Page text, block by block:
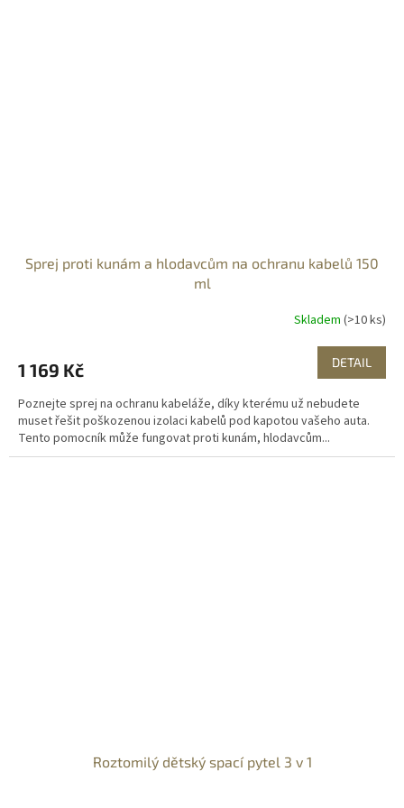
Sprej proti kunám a hlodavcům na ochranu kabelů 150
ml
Skladem (>10 ks)
1 169 Kč DETAIL
Poznejte sprej na ochranu kabeláže, díky kterému už nebudete
muset řešit poškozenou izolaci kabelů pod kapotou vašeho auta.
Tento pomocník může fungovat proti kunám, hlodavcům...
Roztomilý dětský spací pytel 3 v 1